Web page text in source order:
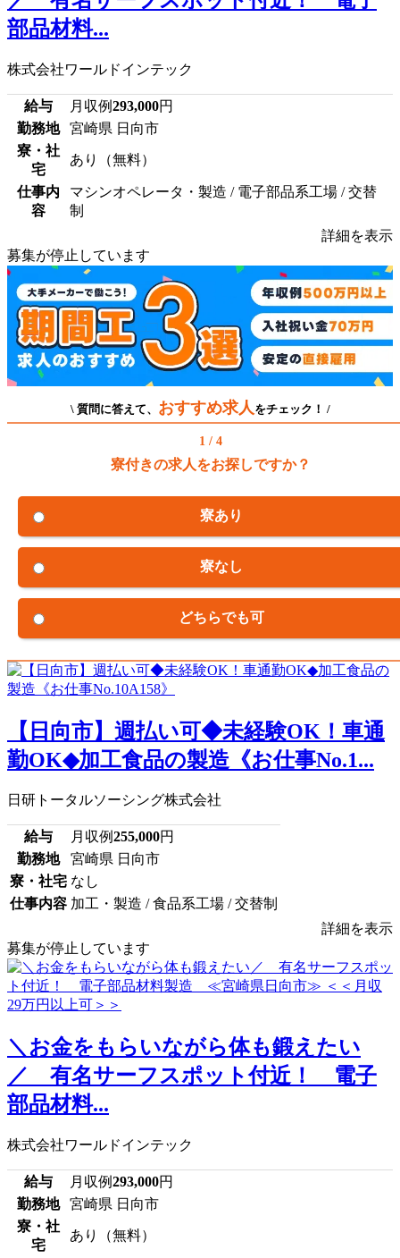
部品材料...
株式会社ワールドインテック
給与 月収例293,000円
勤務地
宮崎県 日向市
寮・社
宅
あり（無料）
仕事内
容
マシンオペレータ・製造 / 電子部品系工場 / 交替
制
詳細を表示
募集が停止しています
\ 質問に答えて、 おすすめ求人 をチェック！ /
1 / 4
寮付きの求人をお探しですか？
寮あり
寮なし
どちらでも可
【日向市】週払い可◆未経験OK！車通
勤OK◆加工食品の製造《お仕事No.1...
日研トータルソーシング株式会社
給与 月収例255,000円
勤務地
宮崎県 日向市
寮・社宅 なし
仕事内容 加工・製造 / 食品系工場 / 交替制
詳細を表示
募集が停止しています
＼お金をもらいながら体も鍛えたい
／ 有名サーフスポット付近！ 電子
部品材料...
株式会社ワールドインテック
給与 月収例293,000円
勤務地
宮崎県 日向市
寮・社
宅
あり（無料）